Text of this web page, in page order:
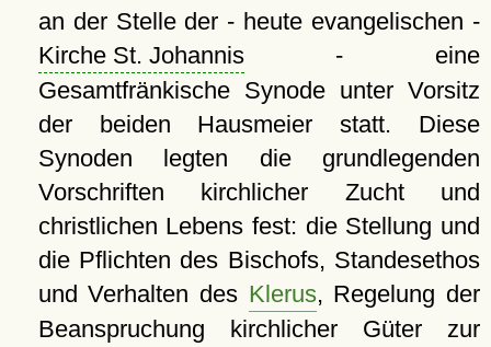
an der Stelle der - heute evangelischen -
Kirche St. Johannis- eine
Gesamtfränkische Synode unter Vorsitz
der beiden Hausmeier statt. Diese
Synoden legten die grundlegenden
Vorschriften kirchlicher Zucht und
christlichen Lebens fest: die Stellung und
die Pflichten des Bischofs, Standesethos
und Verhalten des Klerus, Regelung der
Beanspruchung kirchlicher Güter zur